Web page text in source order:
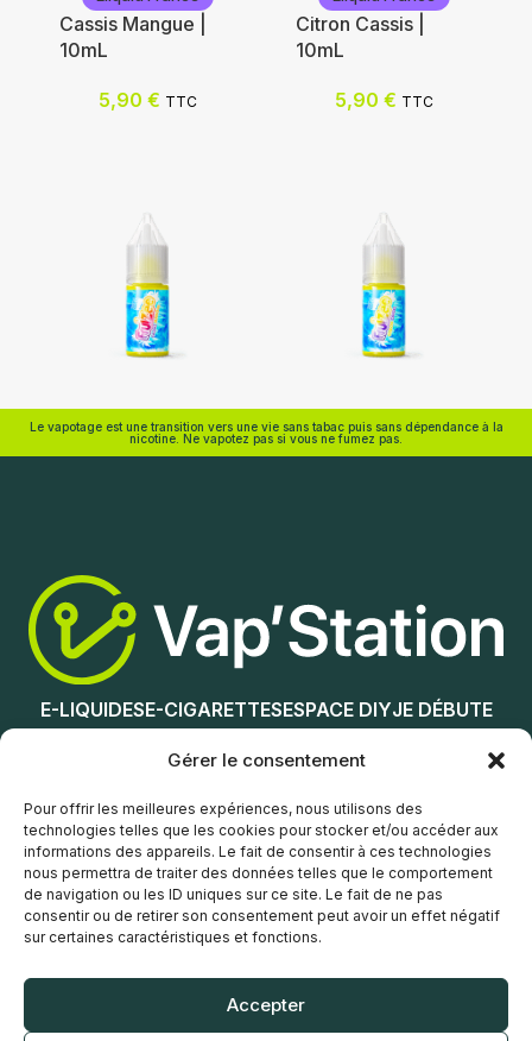
Gérer le consentement
Pour offrir les meilleures expériences, nous utilisons des
technologies telles que les cookies pour stocker et/ou accéder aux
informations des appareils. Le fait de consentir à ces technologies
nous permettra de traiter des données telles que le comportement
de navigation ou les ID uniques sur ce site. Le fait de ne pas
consentir ou de retirer son consentement peut avoir un effet négatif
sur certaines caractéristiques et fonctions.
Accepter
Choix des options
Choix des options
Cassis Mangue |
10mL
5,90 € TTC
3
6
12
0
Citron Cassis |
10mL
5,90 € TTC
0
3
6
Le vapotage est une transition vers une vie sans tabac puis sans dépendance à la
nicotine. Ne vapotez pas si vous ne fumez pas.
E-LIQUIDESE-CIGARETTESESPACE DIYJE DÉBUTE
NOS MAGASINS
Service client
POLITIQUE DE CONFIDENTIALITÉ